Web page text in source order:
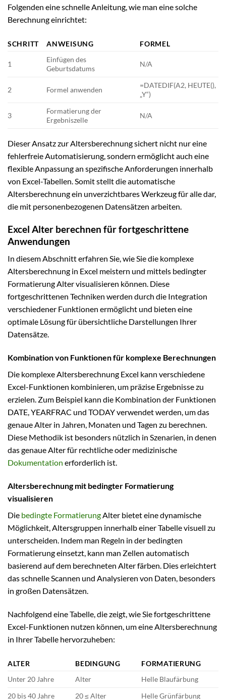
Folgenden eine schnelle Anleitung, wie man eine solche
Berechnung einrichtet:
SCHRITT ANWEISUNG FORMEL
1
Einfügen des
Geburtsdatums
N/A
2 Formel anwenden
=DATEDIF(A2, HEUTE(),
„Y“)
3
Formatierung der
Ergebniszelle
N/A
Dieser Ansatz zur Altersberechnung sichert nicht nur eine
fehlerfreie Automatisierung, sondern ermöglicht auch eine
flexible Anpassung an spezifische Anforderungen innerhalb
von Excel-Tabellen. Somit stellt die automatische
Altersberechnung ein unverzichtbares Werkzeug für alle dar,
die mit personenbezogenen Datensätzen arbeiten.
Excel Alter berechnen für fortgeschrittene
Anwendungen
In diesem Abschnitt erfahren Sie, wie Sie die komplexe
Altersberechnung in Excel meistern und mittels bedingter
Formatierung Alter visualisieren können. Diese
fortgeschrittenen Techniken werden durch die Integration
verschiedener Funktionen ermöglicht und bieten eine
optimale Lösung für übersichtliche Darstellungen Ihrer
Datensätze.
Kombination von Funktionen für komplexe Berechnungen
Die komplexe Altersberechnung Excel kann verschiedene
Excel-Funktionen kombinieren, um präzise Ergebnisse zu
erzielen. Zum Beispiel kann die Kombination der Funktionen
DATE, YEARFRAC und TODAY verwendet werden, um das
genaue Alter in Jahren, Monaten und Tagen zu berechnen.
Diese Methodik ist besonders nützlich in Szenarien, in denen
das genaue Alter für rechtliche oder medizinische
Dokumentation erforderlich ist.
Altersberechnung mit bedingter Formatierung
visualisieren
Die bedingte FormatierungAlter bietet eine dynamische
Möglichkeit, Altersgruppen innerhalb einer Tabelle visuell zu
unterscheiden. Indem man Regeln in der bedingten
Formatierung einsetzt, kann man Zellen automatisch
basierend auf dem berechneten Alter färben. Dies erleichtert
das schnelle Scannen und Analysieren von Daten, besonders
in großen Datensätzen.
Nachfolgend eine Tabelle, die zeigt, wie Sie fortgeschrittene
Excel-Funktionen nutzen können, um eine Altersberechnung
in Ihrer Tabelle hervorzuheben:
ALTER BEDINGUNG
FORMATIERUNG
Unter 20 Jahre
Alter
Helle Blaufärbung
20 bis 40 Jahre
20 ≤ Alter Helle Grünfärbung